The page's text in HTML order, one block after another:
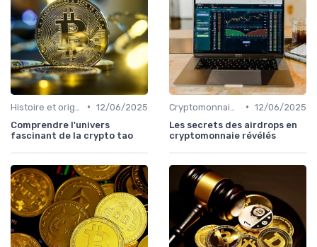
• 12/06/2025
Comprendre l'univers
fascinant de la crypto tao
• 12/06/2025
Les secrets des airdrops en
cryptomonnaie révélés